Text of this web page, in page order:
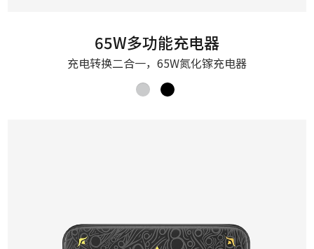
65W多功能充电器
充电转换二合一，65W氮化镓充电器